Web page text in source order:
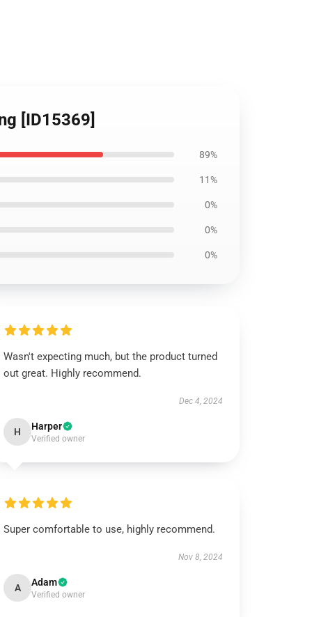
[ID15369]
89%
11%
0%
0%
0%
Wasn't expecting much, but the product turned
out great. Highly recommend.
Dec 4, 2024
H Harper
Verified owner
Super comfortable to use, highly recommend.
Nov 8, 2024
A Adam
Verified owner